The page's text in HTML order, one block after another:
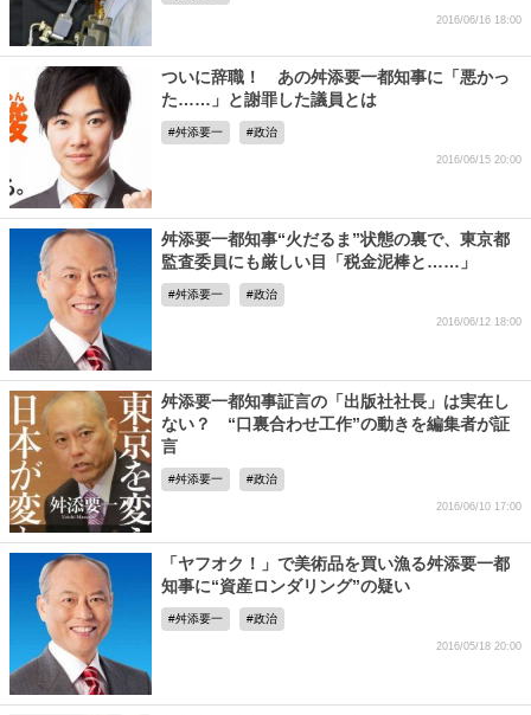
2016/06/16 18:00
ついに辞職！ あの舛添要一都知事に「悪かっ
た……」と謝罪した議員とは
舛添要一 政治
2016/06/15 20:00
舛添要一都知事“火だるま”状態の裏で、東京都
監査委員にも厳しい目「税金泥棒と……」
舛添要一 政治
2016/06/12 18:00
舛添要一都知事証言の「出版社社長」は実在し
ない？ “口裏合わせ工作”の動きを編集者が証
言
舛添要一 政治
2016/06/10 17:00
「ヤフオク！」で美術品を買い漁る舛添要一都
知事に“資産ロンダリング”の疑い
舛添要一 政治
2016/05/18 20:00